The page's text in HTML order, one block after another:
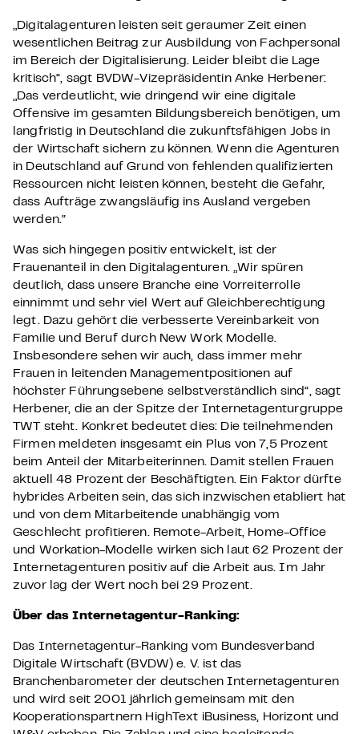
„Digitalagenturen leisten seit geraumer Zeit einen
wesentlichen Beitrag zur Ausbildung von Fachpersonal
im Bereich der Digitalisierung. Leider bleibt die Lage
kritisch“, sagt BVDW-Vizepräsidentin Anke Herbener:
„Das verdeutlicht, wie dringend wir eine digitale
Offensive im gesamten Bildungsbereich benötigen, um
langfristig in Deutschland die zukunftsfähigen Jobs in
der Wirtschaft sichern zu können. Wenn die Agenturen
in Deutschland auf Grund von fehlenden qualifizierten
Ressourcen nicht leisten können, besteht die Gefahr,
dass Aufträge zwangsläufig ins Ausland vergeben
werden.“
Was sich hingegen positiv entwickelt, ist der
Frauenanteil in den Digitalagenturen. „Wir spüren
deutlich, dass unsere Branche eine Vorreiterrolle
einnimmt und sehr viel Wert auf Gleichberechtigung
legt. Dazu gehört die verbesserte Vereinbarkeit von
Familie und Beruf durch New Work Modelle.
Insbesondere sehen wir auch, dass immer mehr
Frauen in leitenden Managementpositionen auf
höchster Führungsebene selbstverständlich sind“, sagt
Herbener, die an der Spitze der Internetagenturgruppe
TWT steht. Konkret bedeutet dies: Die teilnehmenden
Firmen meldeten insgesamt ein Plus von 7,5 Prozent
beim Anteil der Mitarbeiterinnen. Damit stellen Frauen
aktuell 48 Prozent der Beschäftigten. Ein Faktor dürfte
hybrides Arbeiten sein, das sich inzwischen etabliert hat
und von dem Mitarbeitende unabhängig vom
Geschlecht profitieren. Remote-Arbeit, Home-Office
und Workation-Modelle wirken sich laut 62 Prozent der
Internetagenturen positiv auf die Arbeit aus. Im Jahr
zuvor lag der Wert noch bei 29 Prozent.
Über das Internetagentur-Ranking:
Das Internetagentur-Ranking vom Bundesverband
Digitale Wirtschaft (BVDW) e. V. ist das
Branchenbarometer der deutschen Internetagenturen
und wird seit 2001 jährlich gemeinsam mit den
Kooperationspartnern HighText iBusiness, Horizont und